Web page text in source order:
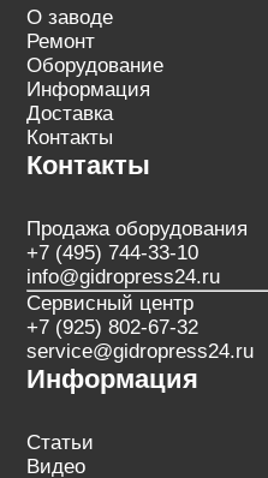
О заводе
Ремонт
Оборудование
Информация
Доставка
Контакты
Контакты
Продажа оборудования
+7 (495) 744-33-10
info@gidropress24.ru
Сервисный центр
+7 (925) 802-67-32
service@gidropress24.ru
Информация
Статьи
Видео